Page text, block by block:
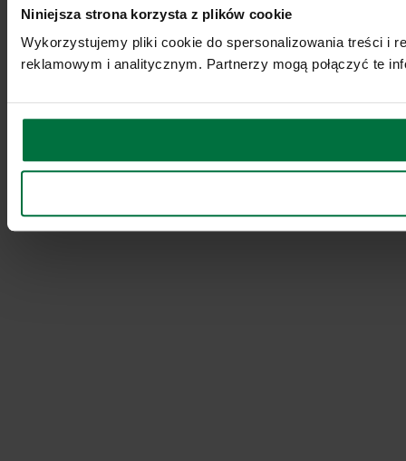
Niniejsza strona korzysta z plików cookie
Wykorzystujemy pliki cookie do spersonalizowania treści i
reklamowym i analitycznym. Partnerzy mogą połączyć te